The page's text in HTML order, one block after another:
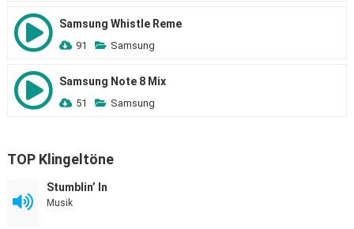
Samsung Whistle Reme
91 Samsung
Samsung Note 8 Mix
51 Samsung
TOP Klingeltöne
Stumblin’ In
Musik